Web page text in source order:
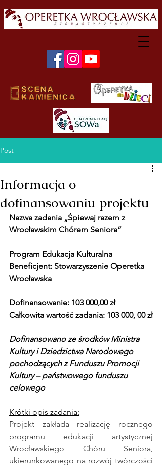
Post
Informacja o
dofinansowaniu projektu
Nazwa zadania „Śpiewaj razem z
Wrocławskim Chórem Seniora”
Program Edukacja Kulturalna
Beneficjent: Stowarzyszenie Operetka
Wrocławska
Dofinansowanie: 103 000,00 zł
Całkowita wartość zadania: 103 000, 00 zł
Dofinansowano ze środków Ministra
Kultury i Dziedzictwa Narodowego
pochodzących z Funduszu Promocji
Kultury – państwowego funduszu
celowego
Krótki opis zadania:
Projekt zakłada realizację rocznego
programu edukacji artystycznej
Wrocławskiego Chóru Seniora,
ukierunkowanego na rozwój twórczości